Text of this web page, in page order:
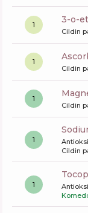
1 3-o-
Cildin
1
Cildin
1
Cildin
1
Cildin
1